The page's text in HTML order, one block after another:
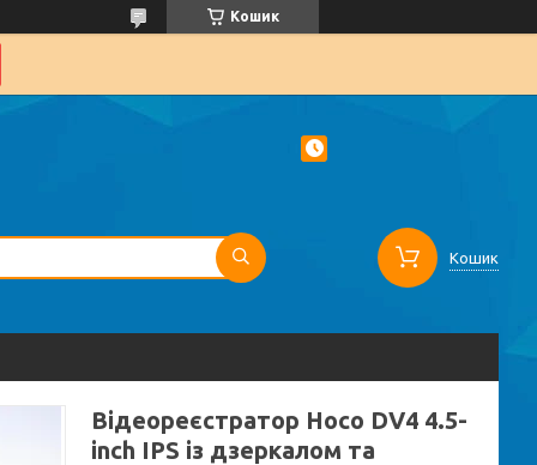
Кошик
Кошик
Відеореєстратор Hoco DV4 4.5-
inch IPS із дзеркалом та